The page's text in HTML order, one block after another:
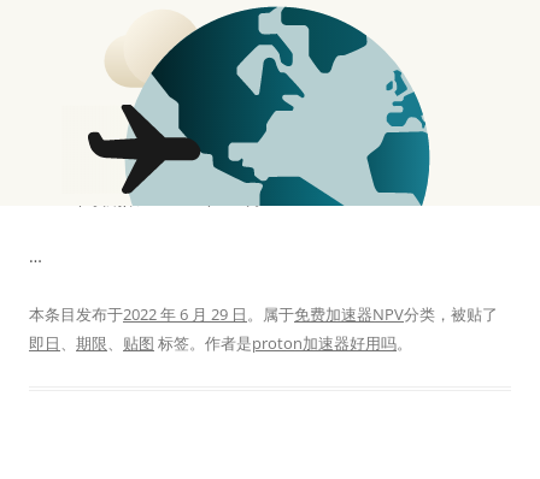
贴图下载条件＆连结：将「康宝厨房 天天上菜」官方帐号
加为好友即可下载（点我前往）
2. Audi 全心服务 智能启动（下载期限：即日起至
2022/07/27）
下载期限：2022 年 07 月
…
本条目发布于2022 年 6 月 29 日。属于免费加速器NPV分类，被贴了
即日、 期限、 贴图 标签。 作者是proton加速器好用吗。